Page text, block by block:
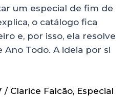
um especial de fim de
o catálogo fica
e, por isso, ela resolve
Ano Todo. A ideia por si
/ Clarice Falcão, Especial